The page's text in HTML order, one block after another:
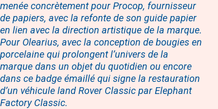
menée concrètement pour Procop, fournisseur
de papiers, avec la refonte de son guide papier
en lien avec la direction artistique de la marque.
Pour Olearius, avec la conception de bougies en
porcelaine qui prolongent l’univers de la
marque dans un objet du quotidien ou encore
dans ce badge émaillé qui signe la restauration
d’un véhicule land Rover Classic par Elephant
Factory Classic.